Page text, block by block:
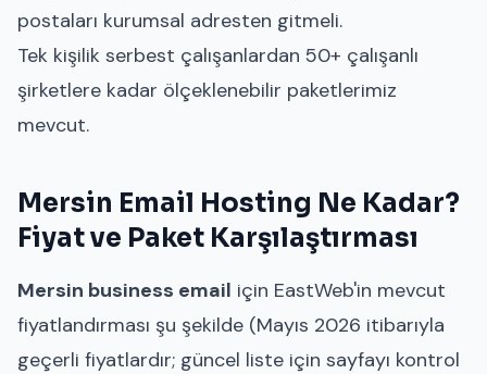
postaları kurumsal adresten gitmeli.
Tek kişilik serbest çalışanlardan 50+ çalışanlı
şirketlere kadar ölçeklenebilir paketlerimiz
mevcut.
Mersin Email Hosting Ne Kadar?
Fiyat ve Paket Karşılaştırması
Mersin business email için EastWeb'in mevcut
fiyatlandırması şu şekilde (Mayıs 2026 itibarıyla
geçerli fiyatlardır; güncel liste için sayfayı kontrol